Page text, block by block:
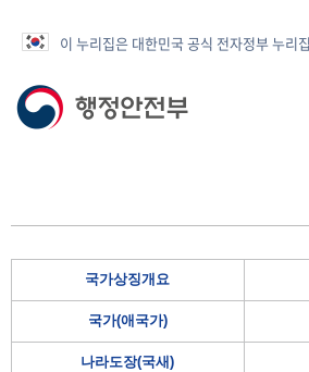
이 누리집은 대한민국 공식 전자정부 누리
국가상징개요
국가(애국가)
나라도장(국새)